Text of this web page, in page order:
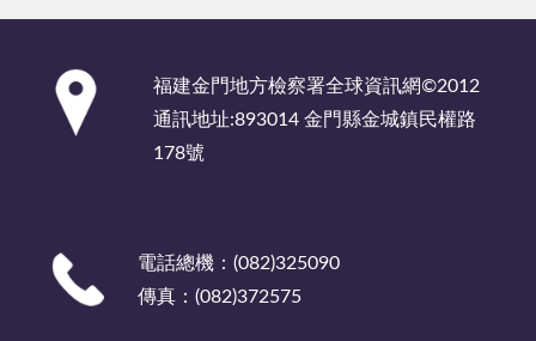
福建金門地方檢察署全球資訊網©2012
通訊地址:893014 金門縣金城鎮民權路
178號
電話總機：(082)325090
傳真：(082)372575